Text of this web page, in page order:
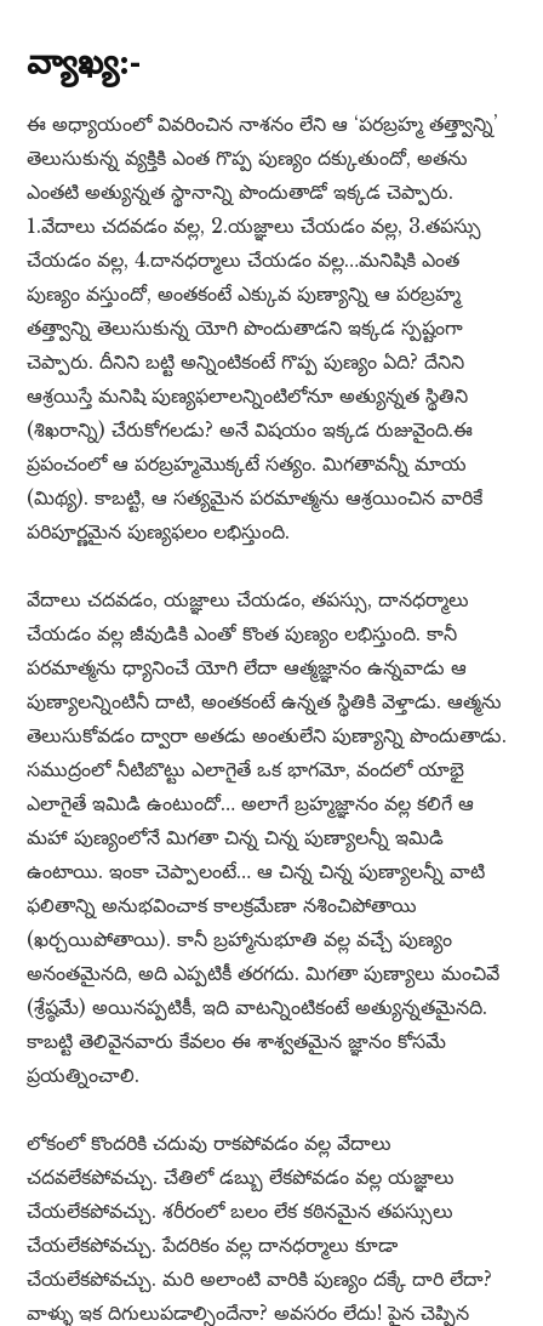
వ్యాఖ్య:-
ఈ అధ్యాయంలో వివరించిన నాశనం లేని ఆ ‘పరబ్రహ్మ తత్త్వాన్ని’
తెలుసుకున్న వ్యక్తికి ఎంత గొప్ప పుణ్యం దక్కుతుందో, అతను
ఎంతటి అత్యున్నత స్థానాన్ని పొందుతాడో ఇక్కడ చెప్పారు.
1.వేదాలు చదవడం వల్ల, 2.యజ్ఞాలు చేయడం వల్ల, 3.తపస్సు
చేయడం వల్ల, 4.దానధర్మాలు చేయడం వల్ల…మనిషికి ఎంత
పుణ్యం వస్తుందో, అంతకంటే ఎక్కువ పుణ్యాన్ని ఆ పరబ్రహ్మ
తత్త్వాన్ని తెలుసుకున్న యోగి పొందుతాడని ఇక్కడ స్పష్టంగా
చెప్పారు. దీనిని బట్టి అన్నింటికంటే గొప్ప పుణ్యం ఏది? దేనిని
ఆశ్రయిస్తే మనిషి పుణ్యఫలాలన్నింటిలోనూ అత్యున్నత స్థితిని
(శిఖరాన్ని) చేరుకోగలడు? అనే విషయం ఇక్కడ రుజువైంది.ఈ
ప్రపంచంలో ఆ పరబ్రహ్మమొక్కటే సత్యం. మిగతావన్నీ మాయ
(మిథ్య). కాబట్టి, ఆ సత్యమైన పరమాత్మను ఆశ్రయించిన వారికే
పరిపూర్ణమైన పుణ్యఫలం లభిస్తుంది.
వేదాలు చదవడం, యజ్ఞాలు చేయడం, తపస్సు, దానధర్మాలు
చేయడం వల్ల జీవుడికి ఎంతో కొంత పుణ్యం లభిస్తుంది. కానీ
పరమాత్మను ధ్యానించే యోగి లేదా ఆత్మజ్ఞానం ఉన్నవాడు ఆ
పుణ్యాలన్నింటినీ దాటి, అంతకంటే ఉన్నత స్థితికి వెళ్తాడు. ఆత్మను
తెలుసుకోవడం ద్వారా అతడు అంతులేని పుణ్యాన్ని పొందుతాడు.
సముద్రంలో నీటిబొట్టు ఎలాగైతే ఒక భాగమో, వందలో యాభై
ఎలాగైతే ఇమిడి ఉంటుందో… అలాగే బ్రహ్మజ్ఞానం వల్ల కలిగే ఆ
మహా పుణ్యంలోనే మిగతా చిన్న చిన్న పుణ్యాలన్నీ ఇమిడి
ఉంటాయి. ఇంకా చెప్పాలంటే… ఆ చిన్న చిన్న పుణ్యాలన్నీ వాటి
ఫలితాన్ని అనుభవించాక కాలక్రమేణా నశించిపోతాయి
(ఖర్చయిపోతాయి). కానీ బ్రహ్మానుభూతి వల్ల వచ్చే పుణ్యం
అనంతమైనది, అది ఎప్పటికీ తరగదు. మిగతా పుణ్యాలు మంచివే
(శ్రేష్ఠమే) అయినప్పటికీ, ఇది వాటన్నింటికంటే అత్యున్నతమైనది.
కాబట్టి తెలివైనవారు కేవలం ఈ శాశ్వతమైన జ్ఞానం కోసమే
ప్రయత్నించాలి.
లోకంలో కొందరికి చదువు రాకపోవడం వల్ల వేదాలు
చదవలేకపోవచ్చు. చేతిలో డబ్బు లేకపోవడం వల్ల యజ్ఞాలు
చేయలేకపోవచ్చు. శరీరంలో బలం లేక కఠినమైన తపస్సులు
చేయలేకపోవచ్చు. పేదరికం వల్ల దానధర్మాలు కూడా
చేయలేకపోవచ్చు. మరి అలాంటి వారికి పుణ్యం దక్కే దారి లేదా?
వాళ్ళు ఇక దిగులుపడాల్సిందేనా? అవసరం లేదు! పైన చెప్పిన